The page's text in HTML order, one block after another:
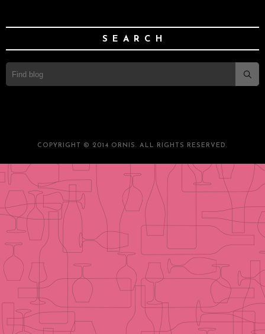
SEARCH
COPYRIGHT © 2014 ORNIS. ALL RIGHTS RESERVED.